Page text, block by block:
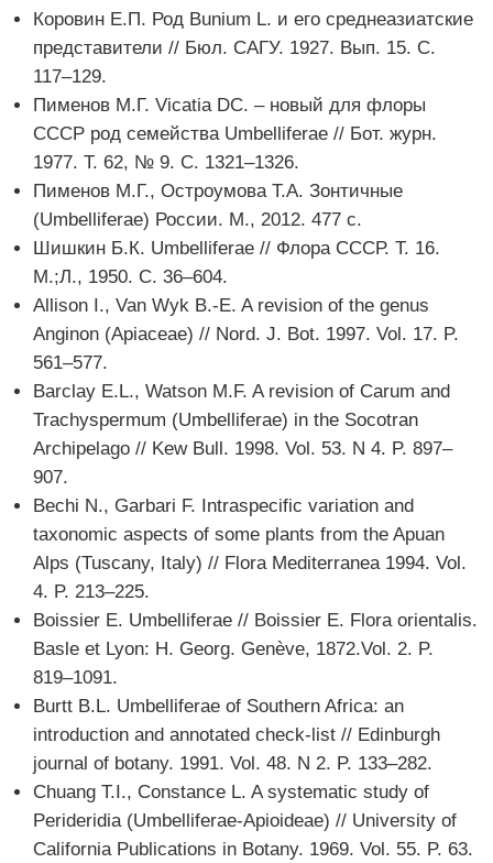
Коровин Е.П. Род Bunium L. и его среднеазиатские
представители // Бюл. САГУ. 1927. Вып. 15. С.
117–129.
Пименов М.Г. Vicatia DC. – новый для флоры
СССР род семейства Umbelliferae // Бот. журн.
1977. Т. 62, № 9. С. 1321–1326.
Пименов М.Г., Остроумова Т.А. Зонтичные
(Umbelliferae) России. М., 2012. 477 c.
Шишкин Б.К. Umbelliferae // Флора СССР. Т. 16.
М.;Л., 1950. С. 36–604.
Allison I., Van Wyk B.-E. A revision of the genus
Anginon (Apiaceae) // Nord. J. Bot. 1997. Vol. 17. P.
561–577.
Barclay E.L., Watson M.F. A revision of Carum and
Trachyspermum (Umbelliferae) in the Socotran
Archipelago // Kew Bull. 1998. Vol. 53. N 4. P. 897–
907.
Bechi N., Garbari F. Intraspecific variation and
taxonomic aspects of some plants from the Apuan
Alps (Tuscany, Italy) // Flora Mediterranea 1994. Vol.
4. P. 213–225.
Boissier E. Umbelliferae // Boissier E. Flora orientalis.
Basle et Lyon: H. Georg. Genève, 1872.Vol. 2. P.
819–1091.
Burtt B.L. Umbelliferae of Southern Africa: an
introduction and annotated check-list // Edinburgh
journal of botany. 1991. Vol. 48. N 2. P. 133–282.
Chuang T.I., Constance L. A systematic study of
Perideridia (Umbelliferae-Apioideae) // University of
California Publications in Botany. 1969. Vol. 55. P. 63.